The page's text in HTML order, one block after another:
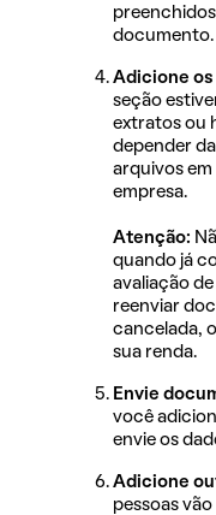
documento.
Adicione
seção
extratos ou
depender
arquivos em
empresa.
Atenção:
quando já
avaliação
reenviar
cancelada,
sua renda.
Envie
você
envie os
Adicione
pessoas